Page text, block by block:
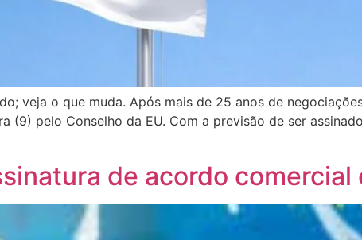
veja o que muda. Após mais de 25 anos de
pelo Conselho da EU. Com a previsão de ser
de acordo